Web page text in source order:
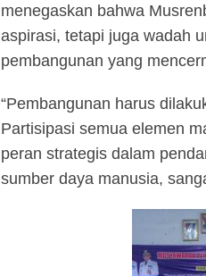
menegaskan bahwa
aspirasi, tetapi juga wadah
pembangunan yang
“Pembangunan harus
Partisipasi semua elemen
peran strategis dalam
sumber daya manusia,